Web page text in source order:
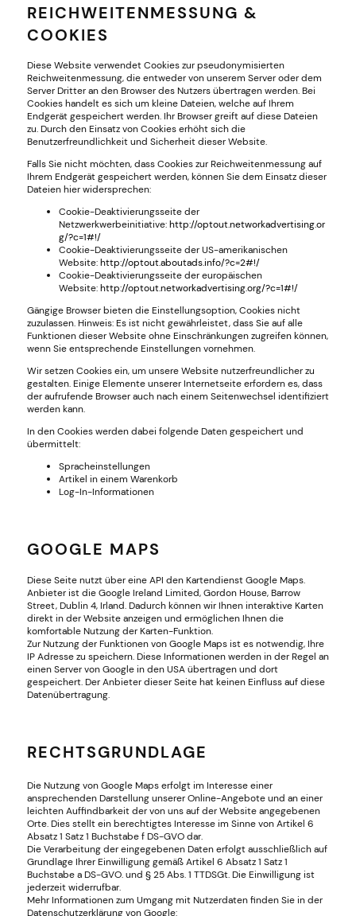
REICHWEITENMESSUNG &
COOKIES
Diese Website verwendet Cookies zur pseudonymisierten
Reichweitenmessung, die entweder von unserem Server oder dem
Server Dritter an den Browser des Nutzers übertragen werden. Bei
Cookies handelt es sich um kleine Dateien, welche auf Ihrem
Endgerät gespeichert werden. Ihr Browser greift auf diese Dateien
zu. Durch den Einsatz von Cookies erhöht sich die
Benutzerfreundlichkeit und Sicherheit dieser Website.
Falls Sie nicht möchten, dass Cookies zur Reichweitenmessung auf
Ihrem Endgerät gespeichert werden, können Sie dem Einsatz dieser
Dateien hier widersprechen:
Cookie-Deaktivierungsseite der
Netzwerkwerbeinitiative:http://optout.networkadvertising.or
g/?c=1#!/
Cookie-Deaktivierungsseite der US-amerikanischen
Website:http://optout.aboutads.info/?c=2#!/
Cookie-Deaktivierungsseite der europäischen
Website:http://optout.networkadvertising.org/?c=1#!/
Gängige Browser bieten die Einstellungsoption, Cookies nicht
zuzulassen. Hinweis: Es ist nicht gewährleistet, dass Sie auf alle
Funktionen dieser Website ohne Einschränkungen zugreifen können,
wenn Sie entsprechende Einstellungen vornehmen.
Wir setzen Cookies ein, um unsere Website nutzerfreundlicher zu
gestalten. Einige Elemente unserer Internetseite erfordern es, dass
der aufrufende Browser auch nach einem Seitenwechsel identifiziert
werden kann.
In den Cookies werden dabei folgende Daten gespeichert und
übermittelt:
Spracheinstellungen
Artikel in einem Warenkorb
Log-In-Informationen
GOOGLE MAPS
Diese Seite nutzt über eine API den Kartendienst Google Maps.
Anbieter ist die Google Ireland Limited, Gordon House, Barrow
Street, Dublin 4, Irland. Dadurch können wir Ihnen interaktive Karten
direkt in der Website anzeigen und ermöglichen Ihnen die
komfortable Nutzung der Karten-Funktion.
Zur Nutzung der Funktionen von Google Maps ist es notwendig, Ihre
IP Adresse zu speichern. Diese Informationen werden in der Regel an
einen Server von Google in den USA übertragen und dort
gespeichert. Der Anbieter dieser Seite hat keinen Einfluss auf diese
Datenübertragung.
RECHTSGRUNDLAGE
Die Nutzung von Google Maps erfolgt im Interesse einer
ansprechenden Darstellung unserer Online-Angebote und an einer
leichten Auffindbarkeit der von uns auf der Website angegebenen
Orte. Dies stellt ein berechtigtes Interesse im Sinne von Artikel 6
Absatz 1 Satz 1 Buchstabe f DS-GVO dar.
Die Verarbeitung der eingegebenen Daten erfolgt ausschließlich auf
Grundlage Ihrer Einwilligung gemäß Artikel 6 Absatz 1 Satz 1
Buchstabe a DS-GVO. und § 25 Abs. 1 TTDSGt. Die Einwilligung ist
jederzeit widerrufbar.
Mehr Informationen zum Umgang mit Nutzerdaten finden Sie in der
Datenschutzerklärung von Google: